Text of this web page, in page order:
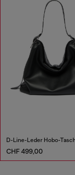
D-Line-Leder Hobo-
CHF 499,00